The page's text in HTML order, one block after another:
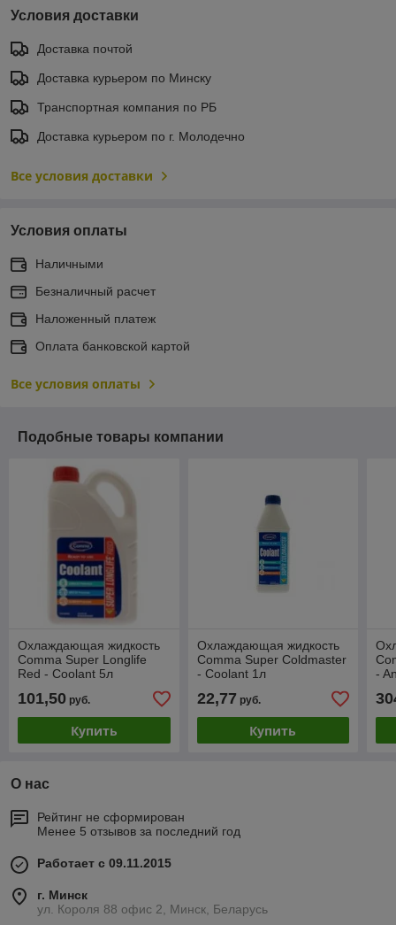
Условия доставки
Доставка почтой
Доставка курьером по Минску
Транспортная компания по РБ
Доставка курьером по г. Молодечно
Все условия доставки
Условия оплаты
Наличными
Безналичный расчет
Наложенный платеж
Оплата банковской картой
Все условия оплаты
Подобные товары компании
Охлаждающая жидкость
Comma Super Longlife
Red - Coolant 5л
101,50 руб.
Купить
Охлаждающая жидкость
Comma Super Coldmaster
- Coolant 1л
22,77 руб.
Купить
-
О нас
Рейтинг не сформирован
Менее 5 отзывов за последний год
Работает с 09.11.2015
г. Минск
ул. Короля 88 офис 2, Минск, Беларусь